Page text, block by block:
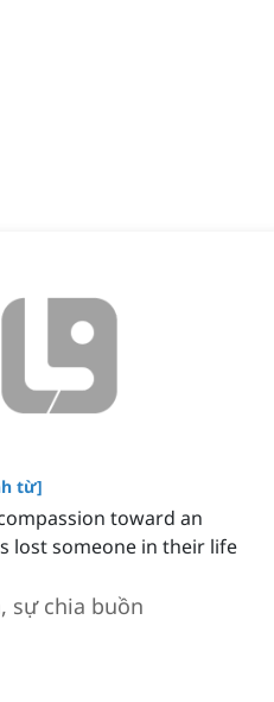
từ]
toward an
lost someone in their life
sự chia buồn